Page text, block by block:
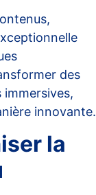
des
innovante.
la